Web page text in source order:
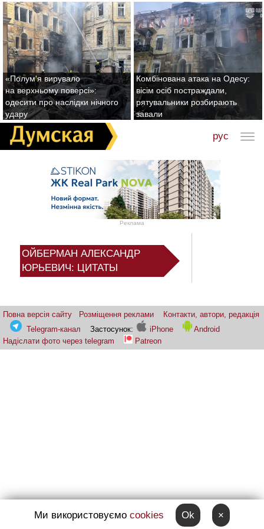
«Полум'я вирувало
на верхньому поверсі»:
одесити про наслідки нічного
удару
Комбінована атака на Одесу:
вісім осіб постраждали,
рятувальники розбирають
завали
рус
Реклама
ОЙБЕРМАН АЛЕКСАНДР
ЮРЬЕВИЧ: ЦИТАТЫ
Повна версія сайту Розміщення реклами
Контакти, автори, редакція
Telegram-канал
Застосунок: iPhone
Android
Надіслати фото через telegram
Patreon
Ми використовуємо cookies Ok ×